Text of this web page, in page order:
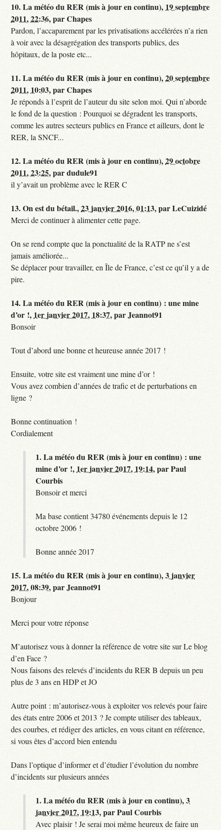
10.La météo du RER (mis à jour en continu), 19 septembre
2011, 22:36,parChapes
Pardon, l’accaparement par les privatisations accélérées n’a rien
à voir avec la désagrégation des transports publics, des
hôpitaux, de la poste etc...
11.La météo du RER (mis à jour en continu),20 septembre
2011, 10:03,parChapes
Je réponds à l’esprit de l’auteur du site selon moi. Qui n’aborde
le fond de la question : Pourquoi se dégradent les transports,
comme les autres secteurs publics en France et ailleurs, dont le
RER, la SNCF...
12.La météo du RER (mis à jour en continu),29 octobre
2011, 23:25,pardudule91
il y’avait un problème avec le RER C
13.On est du bétail.,23 janvier 2016, 01:13,parLeCuizidé
Merci de continuer à alimenter cette page.
On se rend compte que la ponctualité de la RATP ne s’est
jamais améliorée...
Se déplacer pour travailler, en Île de France, c’est ce qu’il y a de
pire.
14.La météo du RER (mis à jour en continu) : une mine
d’or !, 1er janvier 2017, 18:37,parJeannot91
Bonsoir
Tout d’abord une bonne et heureuse année 2017 !
Ensuite, votre site est vraiment une mine d’or !
Vous avez combien d’années de trafic et de perturbations en
ligne ?
Bonne continuation !
Cordialement
1.La météo du RER (mis à jour en continu) : une
mine d’or !, 1er janvier 2017, 19:14,parPaul
Courbis
Bonsoir et merci
Ma base contient 34780 événements depuis le 12
octobre 2006 !
Bonne année 2017
15.La météo du RER (mis à jour en continu),3 janvier
2017, 08:39,parJeannot91
Bonjour
Merci pour votre réponse
M’autorisez vous à donner la référence de votre site sur Le blog
d’en Face ?
Nous faisons des relevés d’incidents du RER B depuis un peu
plus de 3 ans en HDP et JO
Autre point : m’autorisez-vous à exploiter vos relevés pour faire
des états entre 2006 et 2013 ? Je compte utiliser des tableaux,
des courbes, et rédiger des articles, en vous citant en référence,
si vous êtes d’accord bien entendu
Dans l’optique d’informer et d’étudier l’évolution du nombre
d’incidents sur plusieurs années
1.La météo du RER (mis à jour en continu),3
janvier 2017, 19:13,parPaul Courbis
Avec plaisir ! Je serai moi même heureux de faire un